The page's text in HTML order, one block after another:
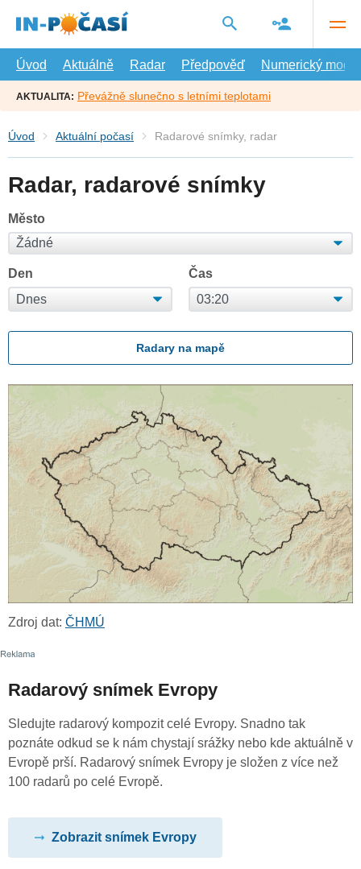
hlavní
Úvod
Aktuálně Radar Předpověď Numerický model
AKTUALITA: Převážně slunečno s letními teplotami
Úvod Aktuální počasí Radarové snímky, radar
Radar, radarové snímky
Město
Den Čas
Radary na mapě
Zdroj dat: ČHMÚ
Radarový snímek Evropy
Sledujte radarový kompozit celé Evropy. Snadno tak
poznáte odkud se k nám chystají srážky nebo kde aktuálně v
Evropě prší. Radarový snímek Evropy je složen z více než
100 radarů po celé Evropě.
Zobrazit snímek Evropy